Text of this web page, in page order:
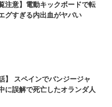
覧注意】電動キックボードで転
グすぎる内出血がヤバい
話】 スペインでバンジージャ
に誤解で死亡したオランダ人